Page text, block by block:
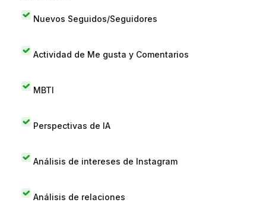
Nuevos Seguidos/Seguidores
Actividad de Me gusta y Comentarios
MBTI
Perspectivas de IA
Análisis de intereses de Instagram
Análisis de relaciones